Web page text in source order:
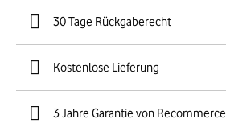
30 Tage Rückgaberecht
Kostenlose Lieferung
3 Jahre Garantie von Recommerce